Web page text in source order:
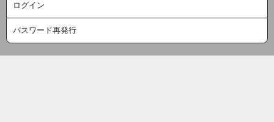
ログイン
パスワード再発行